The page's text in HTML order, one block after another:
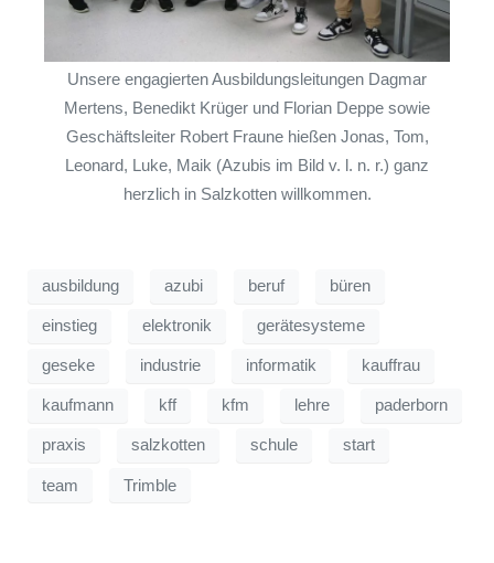
Unsere engagierten Ausbildungsleitungen Dagmar
Mertens, Benedikt Krüger und Florian Deppe sowie
Geschäftsleiter Robert Fraune hießen Jonas, Tom,
Leonard, Luke, Maik (Azubis im Bild v. l. n. r.) ganz
herzlich in Salzkotten willkommen.
ausbildung azubi beruf büren
einstieg elektronik gerätesysteme
geseke industrie informatik kauffrau
kaufmann kff kfm lehre paderborn
praxis salzkotten schule start
team Trimble